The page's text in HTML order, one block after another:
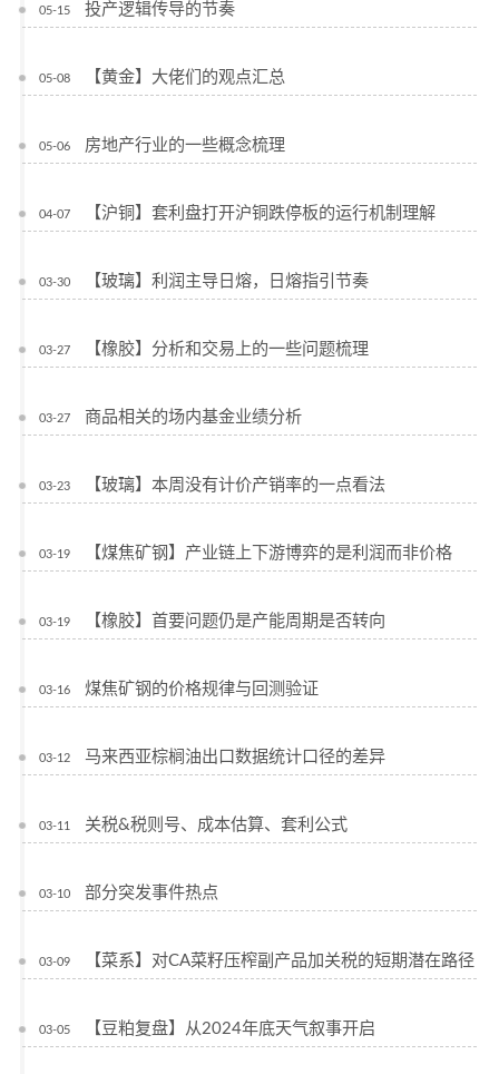
05-15 投产逻辑传导的节奏
05-08 【黄金】大佬们的观点汇总
05-06 房地产行业的一些概念梳理
04-07 【沪铜】套利盘打开沪铜跌停板的运行机制理解
03-30 【玻璃】利润主导日熔，日熔指引节奏
03-27 【橡胶】分析和交易上的一些问题梳理
03-27 商品相关的场内基金业绩分析
03-23 【玻璃】本周没有计价产销率的一点看法
03-19 【煤焦矿钢】产业链上下游博弈的是利润而非价格
03-19 【橡胶】首要问题仍是产能周期是否转向
03-16 煤焦矿钢的价格规律与回测验证
03-12 马来西亚棕榈油出口数据统计口径的差异
03-11 关税&税则号、成本估算、套利公式
03-10 部分突发事件热点
03-09 【菜系】对CA菜籽压榨副产品加关税的短期潜在路径
03-05 【豆粕复盘】从2024年底天气叙事开启